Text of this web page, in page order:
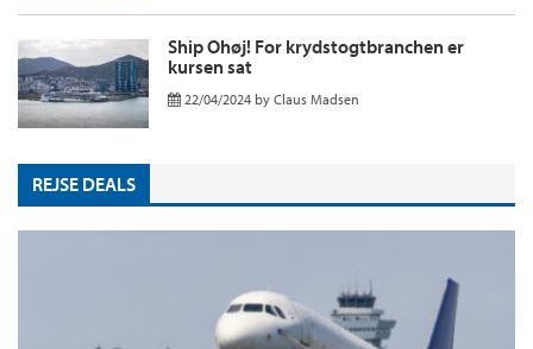
Ship Ohøj! For krydstogtbranchen er
kursen sat
22/04/2024 by Claus Madsen
REJSE DEALS